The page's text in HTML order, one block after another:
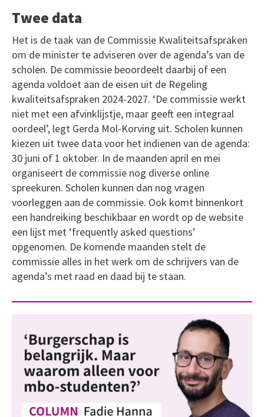
Twee data
Het is de taak van de Commissie Kwaliteitsafspraken
om de minister te adviseren over de agenda’s van de
scholen. De commissie beoordeelt daarbij of een
agenda voldoet aan de eisen uit de Regeling
kwaliteitsafspraken 2024-2027. ‘De commissie werkt
niet met een afvinklijstje, maar geeft een integraal
oordeel’, legt Gerda Mol-Korving uit. Scholen kunnen
kiezen uit twee data voor het indienen van de agenda:
30 juni of 1 oktober. In de maanden april en mei
organiseert de commissie nog diverse online
spreekuren. Scholen kunnen dan nog vragen
voorleggen aan de commissie. Ook komt binnenkort
een handreiking beschikbaar en wordt op de website
een lijst met ‘frequently asked questions’
opgenomen. De komende maanden stelt de
commissie alles in het werk om de schrijvers van de
agenda’s met raad en daad bij te staan.